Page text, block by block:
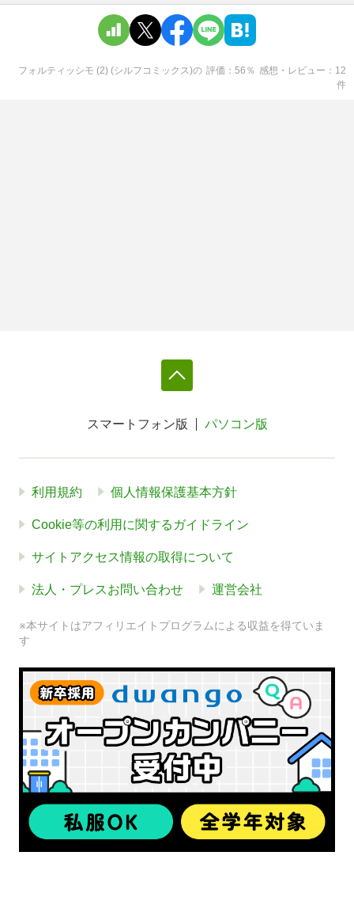
フォルティッシモ (2) (シルフコミックス)の 評価 56 ％ 感想・レビュー
12
件
スマートフォン版 パソコン版
利用規約 個人情報保護基本方針
Cookie等の利用に関するガイドライン
サイトアクセス情報の取得について
法人・プレスお問い合わせ 運営会社
※本サイトはアフィリエイトプログラムによる収益を得ていま
す